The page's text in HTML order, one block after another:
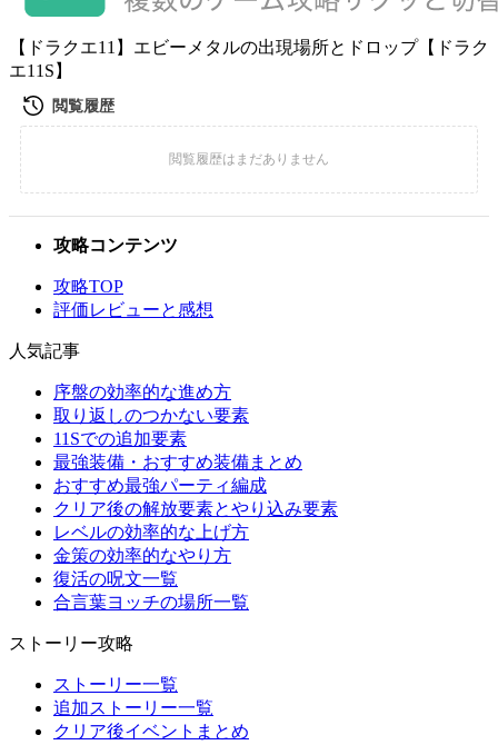
【ドラクエ11】エビーメタルの出現場所とドロップ【ドラク
エ11S】
攻略コンテンツ
攻略TOP
評価レビューと感想
人気記事
序盤の効率的な進め方
取り返しのつかない要素
11Sでの追加要素
最強装備・おすすめ装備まとめ
おすすめ最強パーティ編成
クリア後の解放要素とやり込み要素
レベルの効率的な上げ方
金策の効率的なやり方
復活の呪文一覧
合言葉ヨッチの場所一覧
ストーリー攻略
ストーリー一覧
追加ストーリー一覧
クリア後イベントまとめ